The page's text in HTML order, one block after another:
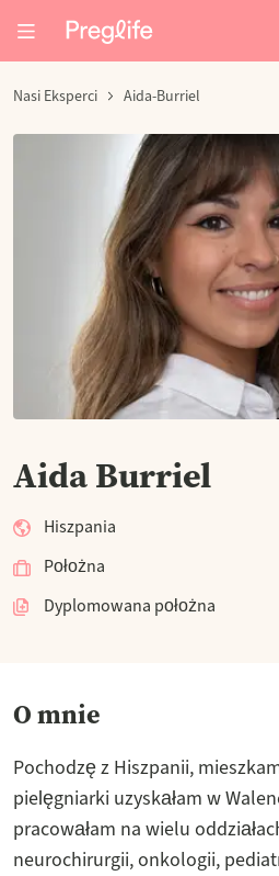
Nasi Eksperci Aida-Burriel
Aida Burriel
Hiszpania
Położna
Dyplomowana położna
O mnie
Pochodzę z Hiszpanii,
pielęgniarki uzyskałam w
pracowałam na wielu
neurochirurgii, onkologii,